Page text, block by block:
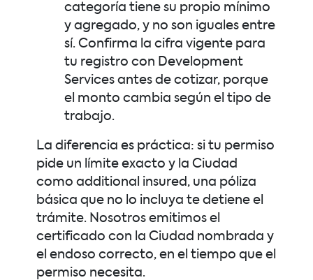
categoría tiene su propio mínimo
y agregado, y no son iguales entre
sí. Confirma la cifra vigente para
tu registro con Development
Services antes de cotizar, porque
el monto cambia según el tipo de
trabajo.
La diferencia es práctica: si tu permiso
pide un límite exacto y la Ciudad
como additional insured, una póliza
básica que no lo incluya te detiene el
trámite. Nosotros emitimos el
certificado con la Ciudad nombrada y
el endoso correcto, en el tiempo que el
permiso necesita.